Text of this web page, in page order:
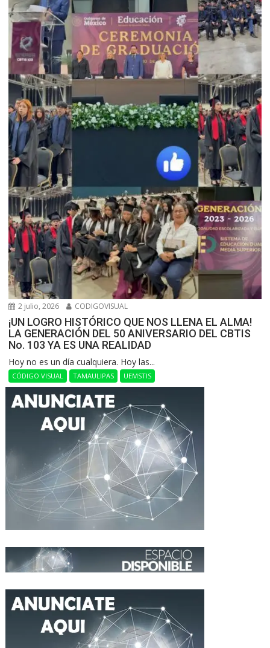
2 julio, 2026 CODIGOVISUAL
¡UN LOGRO HISTÓRICO QUE NOS LLENA EL ALMA!
LA GENERACIÓN DEL 50 ANIVERSARIO DEL CBTIS
No. 103 YA ES UNA REALIDAD
Hoy no es un día cualquiera. Hoy las...
CÓDIGO VISUAL TAMAULIPAS UEMSTIS